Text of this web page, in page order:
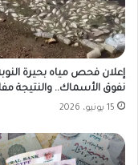
إعلان فحص مياه بحيرة
نفوق الأسماك.. والنتيجة
15 يونيو، 2026